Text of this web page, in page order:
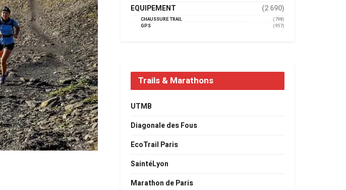
EQUIPEMENT (2 690)
CHAUSSURE TRAIL
(798)
GPS
(957)
Trails & Marathons
UTMB
Diagonale des Fous
EcoTrail Paris
SaintéLyon
Marathon de Paris